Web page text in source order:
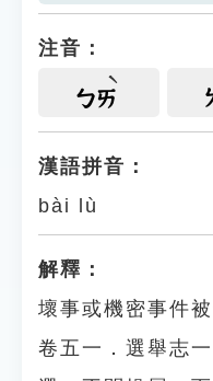
注音：
ㄅㄞ
漢語拼音：
bài lù
解釋：
壞事或機密事件
卷五一．選舉志